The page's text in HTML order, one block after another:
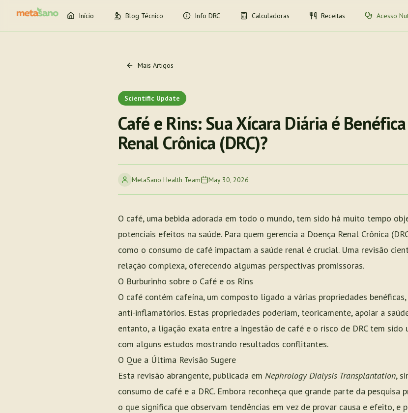
Início Blog Técnico Info DRC Calculadoras Receitas Acesso
Mais Artigos
Scientific Update
Café e Rins: Sua Xícara Diária é
Renal Crônica (DRC)?
MetaSano Health Team May 30, 2026
O café, uma bebida adorada em todo o mundo, tem sido há muito tempo
potenciais efeitos na saúde. Para quem gerencia a Doença Renal Crônica
como o consumo de café impactam a saúde renal é crucial. Uma revisão
relação complexa, oferecendo algumas perspectivas promissoras.
O Burburinho sobre o Café e os Rins
O café contém cafeína, um composto ligado a várias propriedades
anti-inflamatórios. Estas propriedades poderiam, teoricamente, apoiar a
entanto, a ligação exata entre a ingestão de café e o risco de DRC tem sido
com alguns estudos mostrando resultados conflitantes.
O Que a Última Revisão Sugere
Esta revisão abrangente, publicada em Nephrology Dialysis Transplantation,
consumo de café e a DRC. Embora reconheça que grande parte da pesquisa
o que significa que observam tendências em vez de provar causa e efeito, e